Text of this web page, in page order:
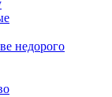
недорого